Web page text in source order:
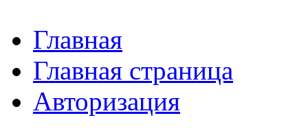
Главная
Главная страница
Авторизация